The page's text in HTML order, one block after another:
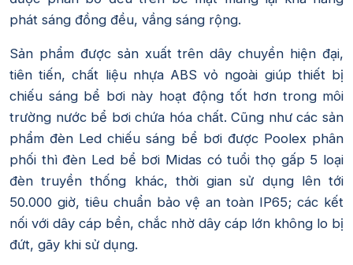
phát sáng đồng đều, vầng sáng rộng.
Sản phẩm được sản xuất trên dây chuyền hiện đại,
tiên tiến, chất liệu nhựa ABS vỏ ngoài giúp thiết bị
chiếu sáng bể bơi này hoạt động tốt hơn trong môi
trường nước bể bơi chứa hóa chất. Cũng như các sản
phẩm đèn Led chiếu sáng bể bơi được Poolex phân
phối thì đèn Led bể bơi Midas có tuổi thọ gấp 5 loại
đèn truyền thống khác, thời gian sử dụng lên tới
50.000 giờ, tiêu chuẩn bảo vệ an toàn IP65; các kết
nối với dây cáp bền, chắc nhờ dây cáp lớn không lo bị
đứt, gãy khi sử dụng.